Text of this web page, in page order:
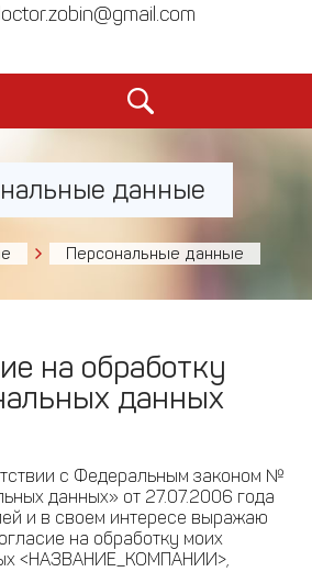
данные
Персональные данные
на обработку
данных
с Федеральным законом №
данных» от 27.07.2006 года
и в своем интересе выражаю
на обработку моих
<НАЗВАНИЕ_КОМПАНИИ>,